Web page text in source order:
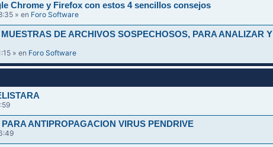
Chrome y Firefox con estos 4 sencillos consejos
» en Foro Software
DE ARCHIVOS SOSPECHOSOS, PARA ANALIZAR Y
» en Foro Software
ANTIPROPAGACION VIRUS PENDRIVE